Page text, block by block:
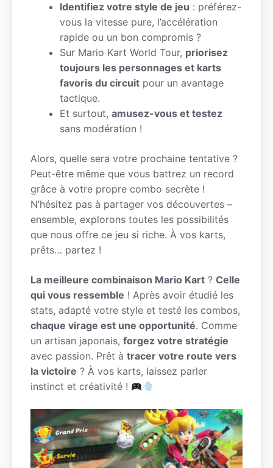
Identifiez votre style de jeu : préférez-
vous la vitesse pure, l’accélération
rapide ou un bon compromis ?
Sur Mario Kart World Tour, priorisez
toujours les personnages et karts
favoris du circuit pour un avantage
tactique.
Et surtout, amusez-vous et testez
sans modération !
Alors, quelle sera votre prochaine tentative ?
Peut-être même que vous battrez un record
grâce à votre propre combo secrète !
N’hésitez pas à partager vos découvertes –
ensemble, explorons toutes les possibilités
que nous offre ce jeu si riche. À vos karts,
prêts… partez !
La meilleure combinaison Mario Kart ? Celle
qui vous ressemble ! Après avoir étudié les
stats, adapté votre style et testé les combos,
chaque virage est une opportunité. Comme
un artisan japonais, forgez votre stratégie
avec passion. Prêt à tracer votre route vers
la victoire ? À vos karts, laissez parler
instinct et créativité !